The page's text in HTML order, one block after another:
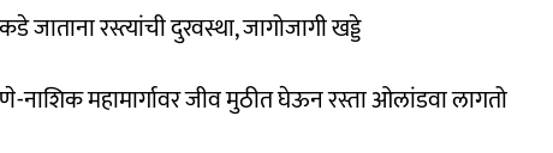
जाताना रस्त्यांची दुरवस्था, जागोजागी खड्डे
महामार्गावर जीव मुठीत घेऊन रस्ता ओलांडवा लागतो